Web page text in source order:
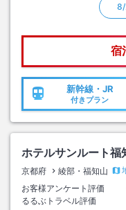
8/
宿
新幹線・JR
付きプラン
ホテルサンルート福
京都府 綾部・福知山
お客様アンケート評価
るるぶトラベル評価